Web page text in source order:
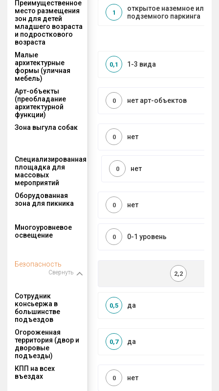
Преимущественное
место размещения
зон для детей
младшего возраста
и подросткового
возраста
открытое наземное или на
подземного паркинга
1
Малые
архитектурные
формы (уличная
мебель)
1-3 вида
0,1
Арт-объекты
(преобладание
архитектурной
функции)
нет арт-объектов
0
Зона выгула собак
нет
0
Специализированная
площадка для
массовых
мероприятий
нет
0
Оборудованная
зона для пикника
нет
0
Многоуровневое
освещение
0-1 уровень
0
Безопасность
Свернуть 2,2
Сотрудник
консьержа в
большинстве
подъездов
да
0,5
Огороженная
территория (двор и
дворовые
подъезды)
да
0,7
КПП на всех
въездах
нет
0